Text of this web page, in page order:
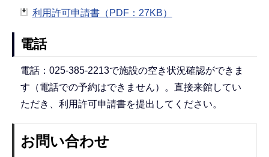
利用許可申請書（PDF：27KB）
電話
電話：025-385-2213で施設の空き状況確認ができま
す（電話での予約はできません）。直接来館してい
ただき、利用許可申請書を提出してください。
お問い合わせ